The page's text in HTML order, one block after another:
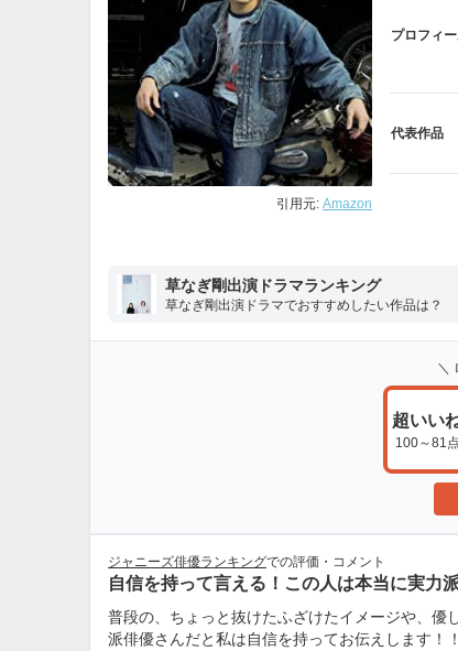
引用元: Amazon
プロフィ
代表作品
草なぎ剛出演ドラマランキング
草なぎ剛出演ドラマでおすすめしたい作品は？
＼
超いい
100～81点
ジャニーズ俳優ランキングでの評価・コメント
自信を持って言える！この人は本当に実力
普段の、ちょっと抜けたふざけたイメージや、優
派俳優さんだと私は自信を持ってお伝えします！